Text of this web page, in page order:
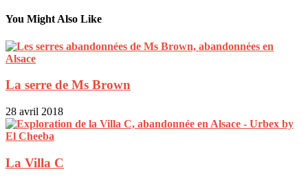
You Might Also Like
La serre de Ms Brown
28 avril 2018
La Villa C